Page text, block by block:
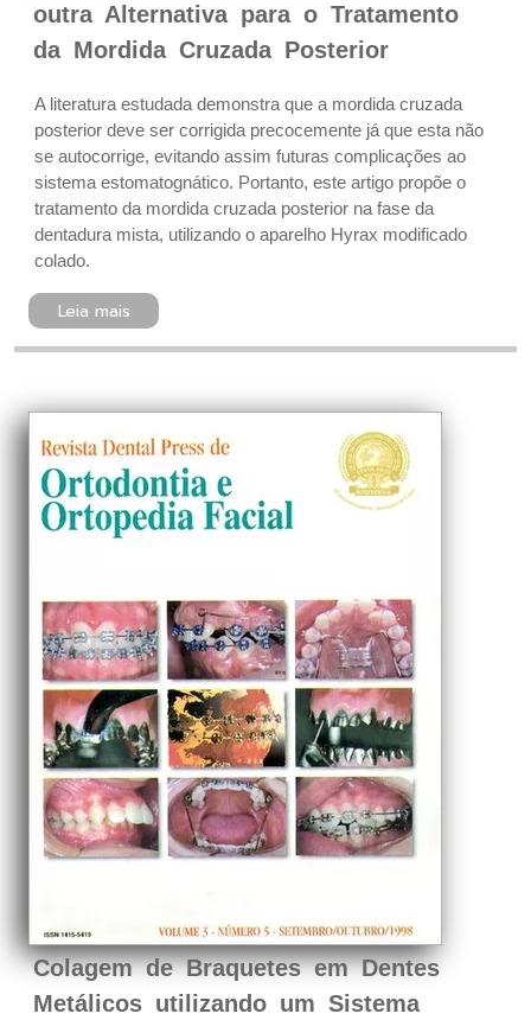
outra Alternativa para o Tratamento
da Mordida Cruzada Posterior
A literatura estudada demonstra que a mordida cruzada
posterior deve ser corrigida precocemente já que esta não
se autocorrige, evitando assim futuras complicações ao
sistema estomatognático. Portanto, este artigo propõe o
tratamento da mordida cruzada posterior na fase da
dentadura mista, utilizando o aparelho Hyrax modificado
colado.
Leia mais
Colagem de Braquetes em Dentes
Metálicos utilizando um Sistema